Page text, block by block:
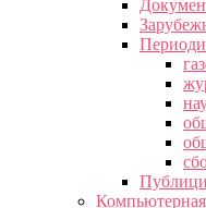
Компьютерная